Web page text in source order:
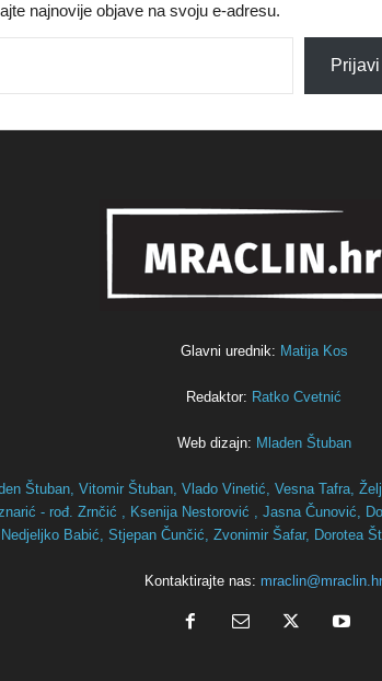
najnovije objave na svoju e-adresu.
Glavni urednik: Matija Kos
Redaktor: Ratko Cvetnić
Web dizajn: Mladen Štuban
Štuban, Vitomir Štuban, Vlado Vinetić, Vesna Tafra,
- rođ. Zrnčić , Ksenija Nestorović , Jasna Čunović,
Nedjeljko Babić, Stjepan Čunčić, Zvonimir Šafar, Dorotea
Kontaktirajte nas: mraclin@mraclin.hr